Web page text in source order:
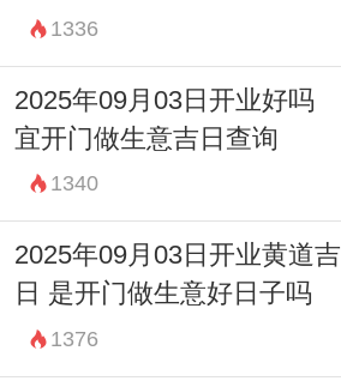
1336
2025年09月03日开业好吗
宜开门做生意吉日查询
1340
2025年09月03日开业黄道吉
日 是开门做生意好日子吗
1376